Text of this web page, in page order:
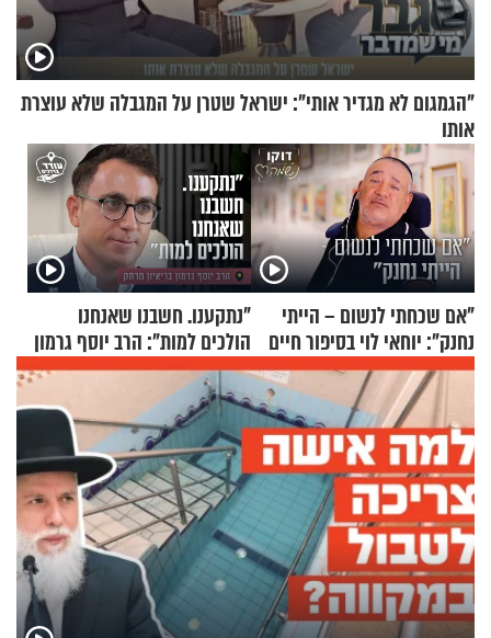
"הגמגום לא מגדיר אותי": ישראל שטרן על המגבלה שלא עוצרת
אותו
"אם שכחתי לנשום – הייתי
נחנק": יוחאי לוי בסיפור חיים
מעורר השראה
"נתקענו. חשבנו שאנחנו
הולכים למות": הרב יוסף גרמון
בריאיון מרתק